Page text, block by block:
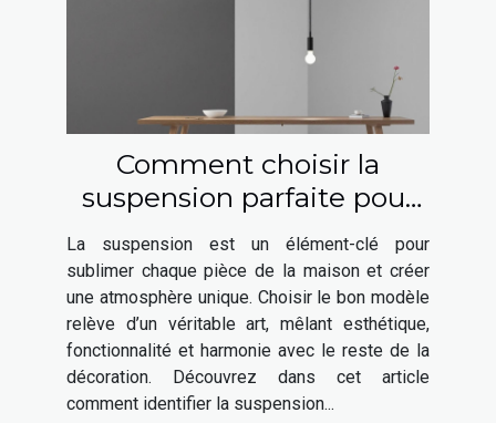
Comment choisir la
suspension parfaite pour
chaque espace de votre
maison ?
La suspension est un élément-clé pour
sublimer chaque pièce de la maison et créer
une atmosphère unique. Choisir le bon modèle
relève d’un véritable art, mêlant esthétique,
fonctionnalité et harmonie avec le reste de la
décoration. Découvrez dans cet article
comment identifier la suspension...